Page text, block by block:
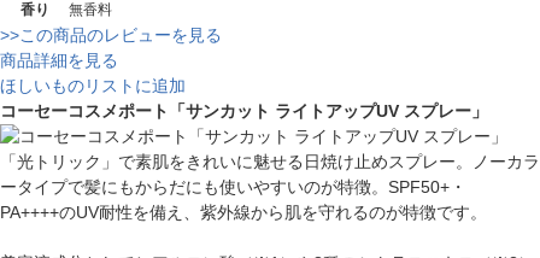
香り
無香料
>>この商品のレビューを見る
商品詳細を見る
ほしいものリストに追加
コーセーコスメポート「サンカット ライトアップUV スプレー」
「光トリック」で素肌をきれいに魅せる日焼け止めスプレー。ノーカラ
ータイプで髪にもからだにも使いやすいのが特徴。SPF50+・
PA++++のUV耐性を備え、紫外線から肌を守れるのが特徴です。